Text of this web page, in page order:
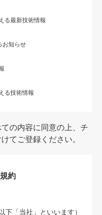
る最新技術情報
お知らせ
る技術情報
の内容に同意の上、チ
てご登録ください。
約
「当社」といいます）